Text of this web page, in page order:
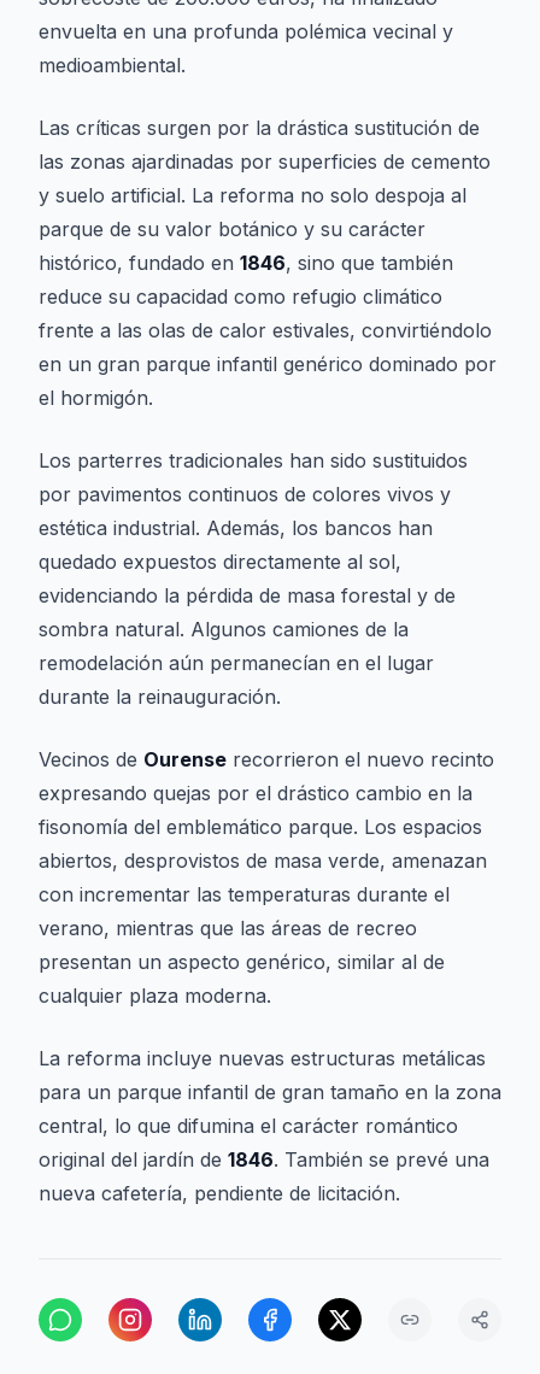
envuelta en una profunda polémica vecinal y
medioambiental.
Las críticas surgen por la drástica sustitución de
las zonas ajardinadas por superficies de cemento
y suelo artificial. La reforma no solo despoja al
parque de su valor botánico y su carácter
histórico, fundado en 1846, sino que también
reduce su capacidad como refugio climático
frente a las olas de calor estivales, convirtiéndolo
en un gran parque infantil genérico dominado por
el hormigón.
Los parterres tradicionales han sido sustituidos
por pavimentos continuos de colores vivos y
estética industrial. Además, los bancos han
quedado expuestos directamente al sol,
evidenciando la pérdida de masa forestal y de
sombra natural. Algunos camiones de la
remodelación aún permanecían en el lugar
durante la reinauguración.
Vecinos de Ourense recorrieron el nuevo recinto
expresando quejas por el drástico cambio en la
fisonomía del emblemático parque. Los espacios
abiertos, desprovistos de masa verde, amenazan
con incrementar las temperaturas durante el
verano, mientras que las áreas de recreo
presentan un aspecto genérico, similar al de
cualquier plaza moderna.
La reforma incluye nuevas estructuras metálicas
para un parque infantil de gran tamaño en la zona
central, lo que difumina el carácter romántico
original del jardín de 1846. También se prevé una
nueva cafetería, pendiente de licitación.